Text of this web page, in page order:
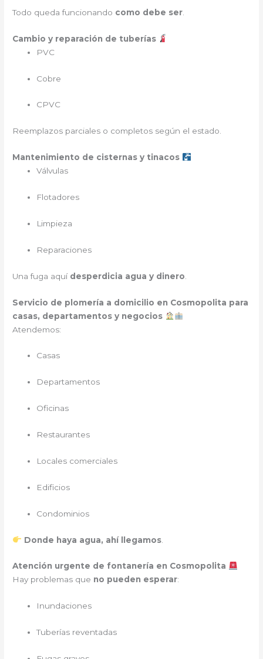
Todo queda funcionando como debe ser
Cambio y reparación de tuberías
PVC
Cobre
CPVC
Reemplazos parciales o completos según el estado.
Mantenimiento de cisternas y tinacos
Válvulas
Flotadores
Limpieza
Reparaciones
Una fuga aquí desperdicia agua y dinero
Servicio de plomería a domicilio en Cosmopolita para
casas, departamentos y negocios
Atendemos:
Casas
Departamentos
Oficinas
Restaurantes
Locales comerciales
Edificios
Condominios
Donde haya agua, ahí llegamos.
Atención urgente de fontanería en Cosmopolita
Hay problemas que no pueden esperar:
Inundaciones
Tuberías reventadas